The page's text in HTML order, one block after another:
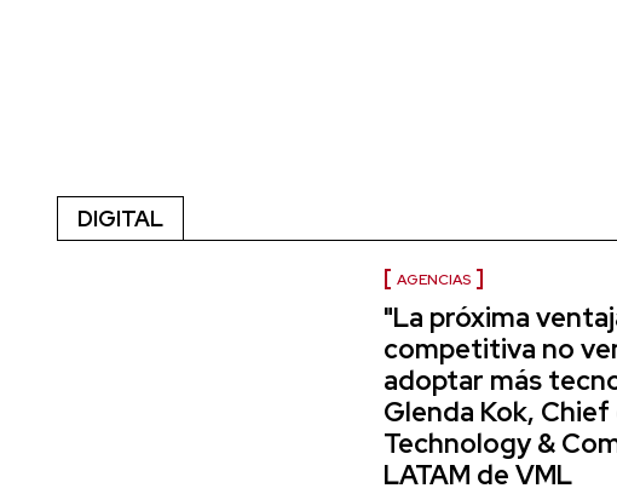
DIGITAL
AGENCIAS
"La próxima
competitiva no
adoptar más
Glenda Kok,
Technology &
LATAM de VML